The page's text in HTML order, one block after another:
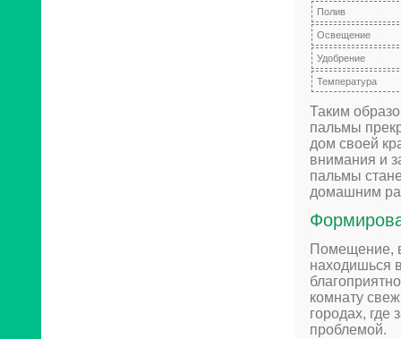
Полив
Освещение
Удобрение
Температура
Таким
пальмы
дом своей
внимания и
пальмы
домашним
Помещение,
находишься
комнату
городах, где
проблемой.